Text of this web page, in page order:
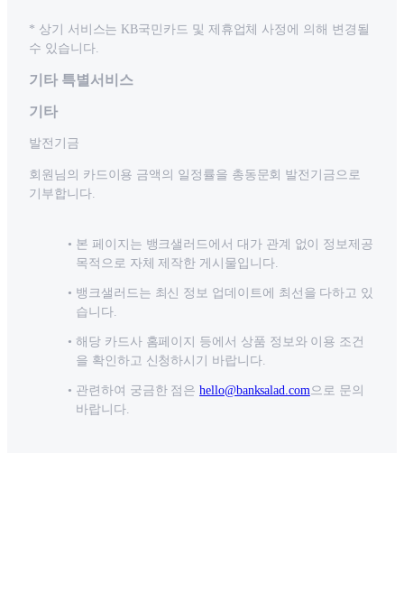
* 상기 서비스는 KB국민카드 및 제휴업체 사정에 의해 변경될
수 있습니다.
기타 특별서비스
기타
발전기금
회원님의 카드이용 금액의 일정률을 총동문회 발전기금으로
기부합니다.
본 페이지는 뱅크샐러드에서 대가 관계 없이 정보제공
목적으로 자체 제작한 게시물입니다.
뱅크샐러드는 최신 정보 업데이트에 최선을 다하고 있
습니다.
해당 카드사 홈페이지 등에서 상품 정보와 이용 조건
을 확인하고 신청하시기 바랍니다.
관련하여 궁금한 점은 hello@banksalad.com으로 문의
바랍니다.